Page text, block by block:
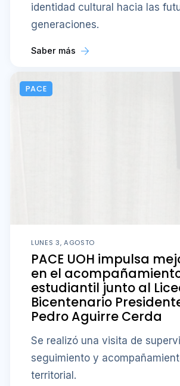
identidad cultural hacia las
generaciones.
Saber más
PACE
LUNES 3, AGOSTO
PACE UOH impulsa
en el
estudiantil junto al
Bicentenario
Pedro Aguirre Cerda
Se realizó una visita de
seguimiento y
territorial.